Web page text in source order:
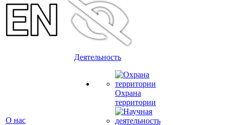
О нас
Деятельность
Охрана
территории